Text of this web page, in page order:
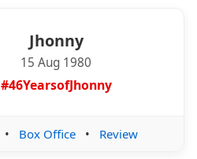
Jhonny
15 Aug 1980
#46YearsofJhonny
• Box Office • Review